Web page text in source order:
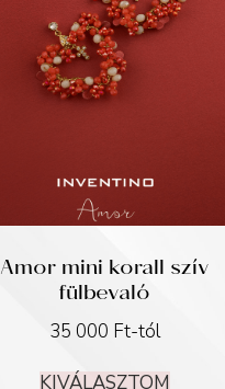
Amor mini korall szív
fülbevaló
35 000 Ft-tól
KIVÁLASZTOM